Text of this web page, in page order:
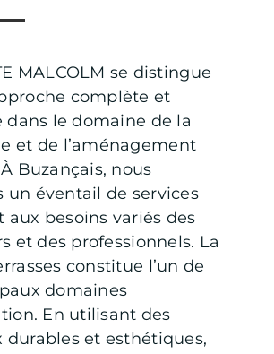
MALCOLM se distingue
complète et
dans le domaine de la
et de l’aménagement
Buzançais, nous
un éventail de services
aux besoins variés des
et des professionnels. La
constitue l’un de
domaines
En utilisant des
durables et esthétiques,